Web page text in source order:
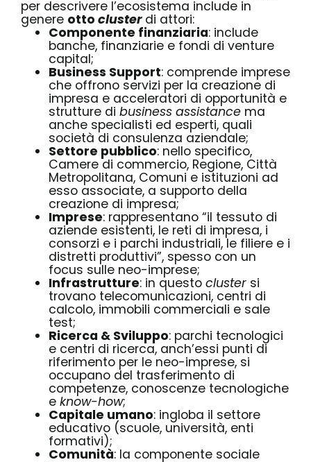
per descrivere l’ecosistema include in
genere otto cluster di attori:
Componente finanziaria: include
banche, finanziarie e fondi di venture
capital;
Business Support: comprende imprese
che offrono servizi per la creazione di
impresa e acceleratori di opportunità e
strutture di business assistance ma
anche specialisti ed esperti, quali
società di consulenza aziendale;
Settore pubblico: nello specifico,
Camere di commercio, Regione, Città
Metropolitana, Comuni e istituzioni ad
esso associate, a supporto della
creazione di impresa;
Imprese: rappresentano “il tessuto di
aziende esistenti, le reti di impresa, i
consorzi e i parchi industriali, le filiere e i
distretti produttivi”, spesso con un
focus sulle neo-imprese;
Infrastrutture: in questo cluster si
trovano telecomunicazioni, centri di
calcolo, immobili commerciali e sale
test;
Ricerca & Sviluppo: parchi tecnologici
e centri di ricerca, anch’essi punti di
riferimento per le neo-imprese, si
occupano del trasferimento di
competenze, conoscenze tecnologiche
e know-how;
Capitale umano: ingloba il settore
educativo (scuole, università, enti
formativi);
Comunità: la componente sociale